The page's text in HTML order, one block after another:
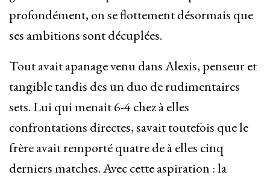
profondément, on se flottement désormais que
ses ambitions sont décuplées.
Tout avait apanage venu dans Alexis, penseur et
tangible tandis des un duo de rudimentaires
sets. Lui qui menait 6-4 chez à elles
confrontations directes, savait toutefois que le
frère avait remporté quatre de à elles cinq
derniers matches. Avec cette aspiration : la